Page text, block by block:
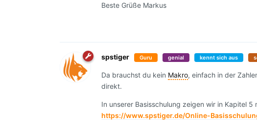
Beste Grüße Markus
spstiger Guru genial kennt sich aus
Da brauchst du kein Makro, einfach in der
direkt.
In unserer Basisschulung zeigen wir in Kapitel
https://www.spstiger.de/Online-